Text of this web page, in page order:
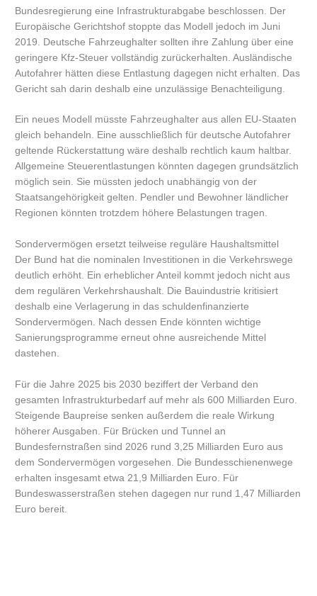
Bundesregierung eine Infrastrukturabgabe beschlossen. Der
Europäische Gerichtshof stoppte das Modell jedoch im Juni
2019. Deutsche Fahrzeughalter sollten ihre Zahlung über eine
geringere Kfz-Steuer vollständig zurückerhalten. Ausländische
Autofahrer hätten diese Entlastung dagegen nicht erhalten. Das
Gericht sah darin deshalb eine unzulässige Benachteiligung.
Ein neues Modell müsste Fahrzeughalter aus allen EU-Staaten
gleich behandeln. Eine ausschließlich für deutsche Autofahrer
geltende Rückerstattung wäre deshalb rechtlich kaum haltbar.
Allgemeine Steuerentlastungen könnten dagegen grundsätzlich
möglich sein. Sie müssten jedoch unabhängig von der
Staatsangehörigkeit gelten. Pendler und Bewohner ländlicher
Regionen könnten trotzdem höhere Belastungen tragen.
Sondervermögen ersetzt teilweise reguläre Haushaltsmittel
Der Bund hat die nominalen Investitionen in die Verkehrswege
deutlich erhöht. Ein erheblicher Anteil kommt jedoch nicht aus
dem regulären Verkehrshaushalt. Die Bauindustrie kritisiert
deshalb eine Verlagerung in das schuldenfinanzierte
Sondervermögen. Nach dessen Ende könnten wichtige
Sanierungsprogramme erneut ohne ausreichende Mittel
dastehen.
Für die Jahre 2025 bis 2030 beziffert der Verband den
gesamten Infrastrukturbedarf auf mehr als 600 Milliarden Euro.
Steigende Baupreise senken außerdem die reale Wirkung
höherer Ausgaben. Für Brücken und Tunnel an
Bundesfernstraßen sind 2026 rund 3,25 Milliarden Euro aus
dem Sondervermögen vorgesehen. Die Bundesschienenwege
erhalten insgesamt etwa 21,9 Milliarden Euro. Für
Bundeswasserstraßen stehen dagegen nur rund 1,47 Milliarden
Euro bereit.